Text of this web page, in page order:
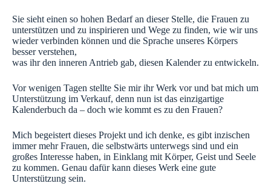
Sie sieht einen so hohen Bedarf an dieser Stelle, die Frauen zu
unterstützen und zu inspirieren und Wege zu finden, wie wir uns
wieder verbinden können und die Sprache unseres Körpers
besser verstehen,
was ihr den inneren Antrieb gab, diesen Kalender zu entwickeln.
Vor wenigen Tagen stellte Sie mir ihr Werk vor und bat mich um
Unterstützung im Verkauf, denn nun ist das einzigartige
Kalenderbuch da – doch wie kommt es zu den Frauen?
Mich begeistert dieses Projekt und ich denke, es gibt inzischen
immer mehr Frauen, die selbstwärts unterwegs sind und ein
großes Interesse haben, in Einklang mit Körper, Geist und Seele
zu kommen. Genau dafür kann dieses Werk eine gute
Unterstützung sein.